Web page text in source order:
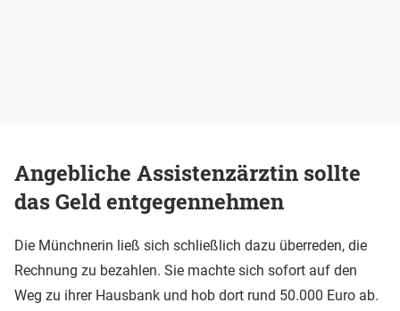
Angebliche Assistenzärztin sollte
das Geld entgegennehmen
Die Münchnerin ließ sich schließlich dazu überreden, die
Rechnung zu bezahlen. Sie machte sich sofort auf den
Weg zu ihrer Hausbank und hob dort rund 50.000 Euro ab.